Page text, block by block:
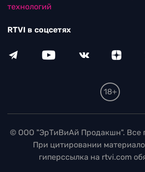
технологий
RTVI в соцсетях
18+
© ООО "ЭрТиВиАй Продакшн". Все
При цитировании
гиперссылка на rtvi.com